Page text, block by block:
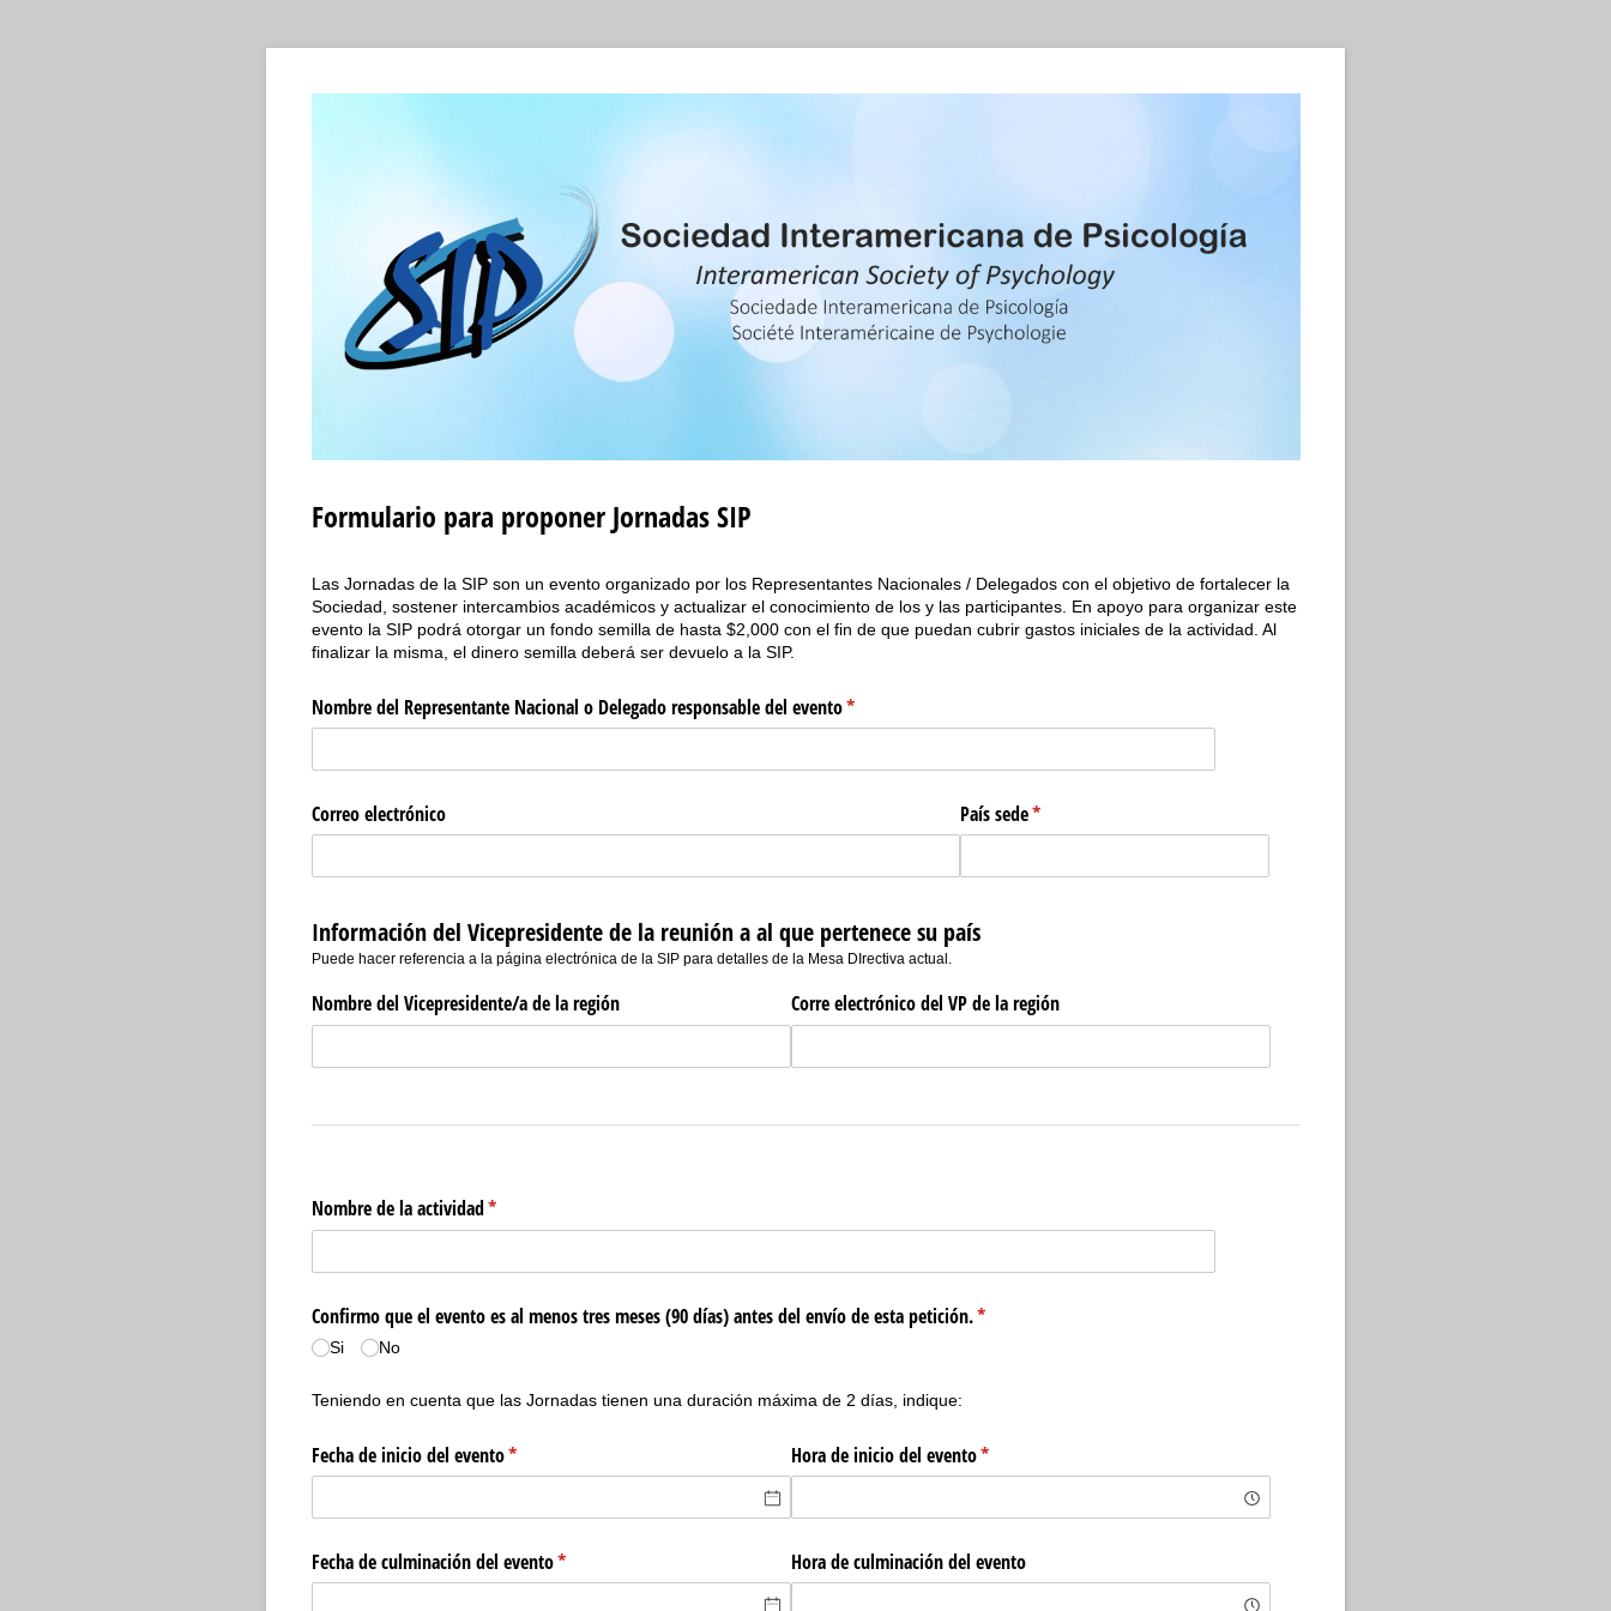
Formulario para proponer Jornadas SIP
Las Jornadas de la SIP son un evento organizado por los Representantes Nacionales / Delegados con el objetivo de fortalecer la
Sociedad, sostener intercambios académicos y actualizar el conocimiento de los y las participantes. En apoyo para organizar este
evento la SIP podrá otorgar un fondo semilla de hasta $2,000 con el fin de que puedan cubrir gastos iniciales de la actividad. Al
finalizar la misma, el dinero semilla deberá ser devuelo a la SIP.
Nombre del Representante Nacional o Delegado responsable del evento*
(required)
Correo electrónico País sede*
(required)
Información del Vicepresidente de la reunión a al que pertenece su país
Puede hacer referencia a la página electrónica de la SIP para detalles de la Mesa DIrectiva actual.
Nombre del Vicepresidente/​a de la región Corre electrónico del VP de la región
Nombre de la actividad*
(required)
Confirmo que el evento es al menos tres meses (90 días) antes del envío de esta petición.*
(required)
Si No
Teniendo en cuenta que las Jornadas tienen una duración máxima de 2 días, indique:
Fecha de inicio del evento*
(required) Hora de inicio del evento*
(required)
Fecha de culminación del evento*
(required) Hora de culminación del evento